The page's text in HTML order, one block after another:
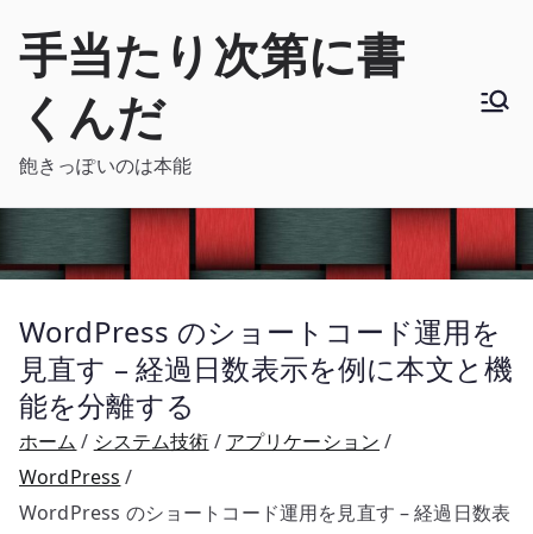
手当たり次第に書
くんだ
飽きっぽいのは本能
WordPress のショートコード運用を
見直す – 経過日数表示を例に本文と機
能を分離する
ホーム システム技術
アプリケーション
WordPress
WordPress のショートコード運用を見直す – 経過日数表